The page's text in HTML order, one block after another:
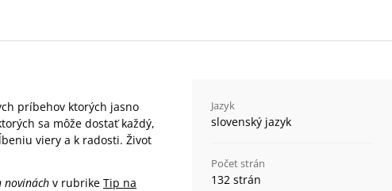
príbehov ktorých jasno
sa môže dostať každý,
viery a k radosti. Život
novinách v rubrike Tip na
Jazyk
slovenský jazyk
Počet strán
132 strán